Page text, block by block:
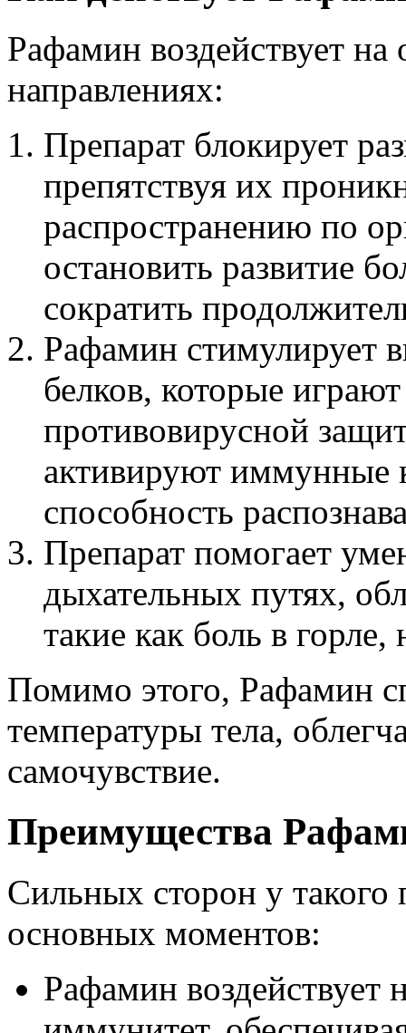
Рафамин воздействует на
направлениях:
Препарат блокирует
препятствуя их
распространению по
остановить развитие
сократить
Рафамин стимулирует
белков, которые
противовирусной
активируют иммунные
способность
Препарат помогает
дыхательных путях,
такие как боль в
Помимо этого, Рафамин
температуры тела,
самочувствие.
Преимущества
Сильных сторон у такого
основных моментов:
Рафамин воздействует